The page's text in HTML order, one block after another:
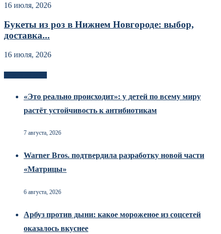
16 июля, 2026
Букеты из роз в Нижнем Новгороде: выбор,
доставка...
16 июля, 2026
«Это реально происходит»: у детей по всему миру
растёт устойчивость к антибиотикам
7 августа, 2026
Warner Bros. подтвердила разработку новой части
«Матрицы»
6 августа, 2026
Арбуз против дыни: какое мороженое из соцсетей
оказалось вкуснее